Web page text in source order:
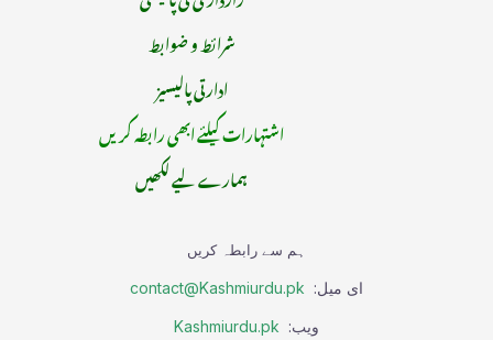
شرائط و ضوابط
ادارتی پالیسیز
اشتہارات کیلئے ابھی رابطہ کریں
ہمارے لیے لکھیں
ہم سے رابطہ کریں
ای میل: contact@Kashmiurdu.pk
ویب: Kashmiurdu.pk